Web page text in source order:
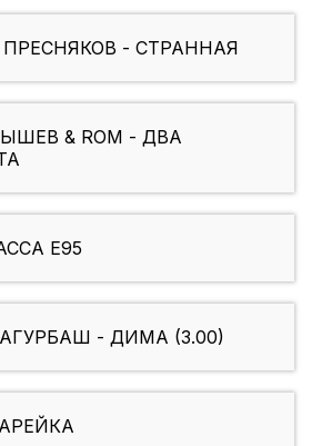
- СТРАННАЯ
& ROM - ДВА
Е95
- ДИМА (3.00)